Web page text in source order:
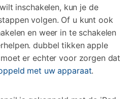
inschakelen, kun je de
volgen. Of u kunt ook
en weer in te schakelen
dubbel tikken apple
er echter voor zorgen dat
met uw apparaat.